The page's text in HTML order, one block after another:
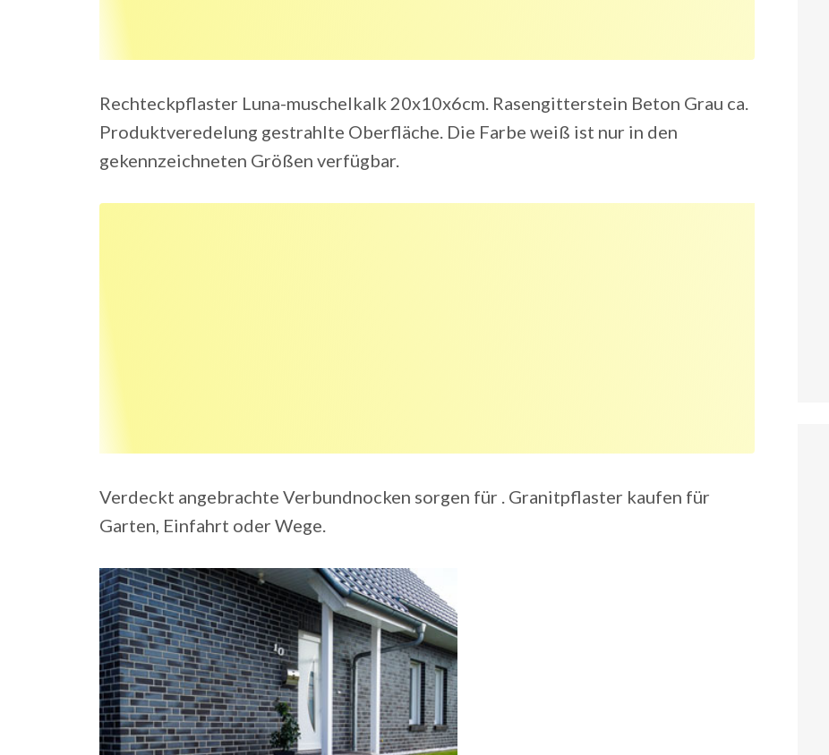
Rechteckpflaster Luna-muschelkalk 20x10x6cm. Rasengitterstein Beton Grau ca.
Produktveredelung gestrahlte Oberfläche. Die Farbe weiß ist nur in den
gekennzeichneten Größen verfügbar.
Verdeckt angebrachte Verbundnocken sorgen für . Granitpflaster kaufen für
Garten, Einfahrt oder Wege.